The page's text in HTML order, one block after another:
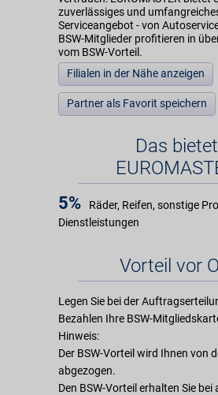
zuverlässiges und
Serviceangebot - von
BSW-Mitglieder profitieren in
vom BSW-Vorteil.
Filialen in der Nähe anzeigen
Partner als Favorit speichern
Das bietet
5%
Räder, Reifen, sonstige
Dienstleistungen
Vorteil vor
Legen Sie bei der
Bezahlen Ihre BSW-
Hinweis:
Der BSW-Vorteil wird Ihnen von
abgezogen.
Den BSW-Vorteil erhalten Sie bei